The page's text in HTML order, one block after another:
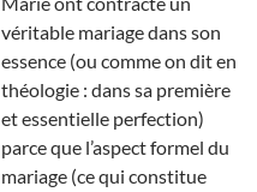
véritable mariage dans son
essence (ou comme on dit en
théologie : dans sa première
et essentielle perfection)
parce que l’aspect formel du
mariage (ce qui constitue